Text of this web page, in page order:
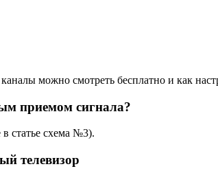
можно смотреть бесплатно и как
приемом сигнала?
в статье схема №3).
телевизор